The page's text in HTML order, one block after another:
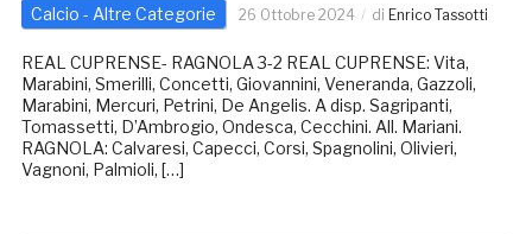
Calcio - Altre Categorie 26 Ottobre 2024 di Enrico Tassotti
REAL CUPRENSE- RAGNOLA 3-2 REAL CUPRENSE: Vita,
Marabini, Smerilli, Concetti, Giovannini, Veneranda, Gazzoli,
Marabini, Mercuri, Petrini, De Angelis. A disp. Sagripanti,
Tomassetti, D’Ambrogio, Ondesca, Cecchini. All. Mariani.
RAGNOLA: Calvaresi, Capecci, Corsi, Spagnolini, Olivieri,
Vagnoni, Palmioli, […]